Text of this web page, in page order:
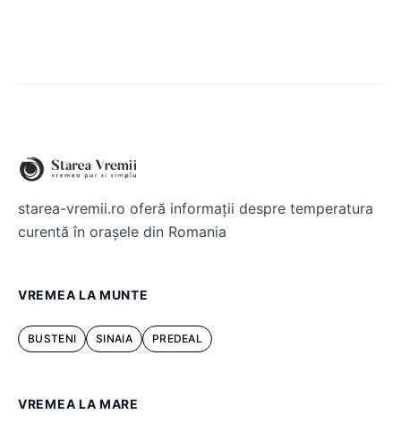
starea-vremii.ro oferă informații despre temperatura
curentă în orașele din Romania
VREMEA LA MUNTE
BUSTENI SINAIA PREDEAL
VREMEA LA MARE